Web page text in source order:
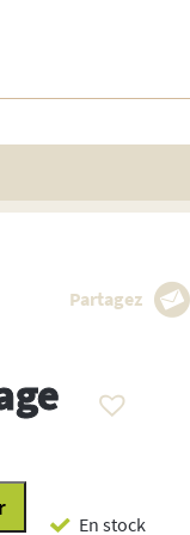
Partagez
En stock